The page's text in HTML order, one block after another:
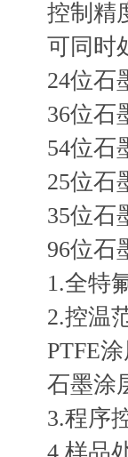
控制精
可同时处
24位石墨
36位石墨
54位石墨
25位石墨
35位石墨
96位石墨
1.全特氟
2.控温范
PTFE涂
石墨涂层
3.程序控